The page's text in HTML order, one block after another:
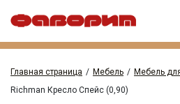
Главная страница / Мебель / Мебель
Richman Кресло Спейс (0,90)